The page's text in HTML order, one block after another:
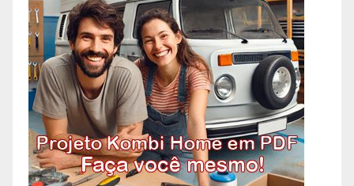
98687-2000 se você está
pensando em reformar ou pintar
a fachada da sua empresa,
condomínio ou